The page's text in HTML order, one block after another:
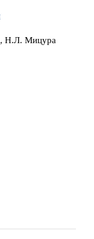
Н.Л. Мицура